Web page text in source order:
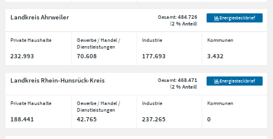
Landkreis Ahrweiler Gesamt:484.726
(2 % Anteil)
Energiesteckbrief
Private Haushalte
Gewerbe / Handel /
Dienstleistungen
Industrie Kommunen
232.993 70.608 177.693 3.432
Landkreis Rhein-Hunsrück-Kreis Gesamt:468.471
(2 % Anteil)
Energiesteckbrief
Private Haushalte
Gewerbe / Handel /
Dienstleistungen
Industrie Kommunen
188.441 42.765 237.265 0